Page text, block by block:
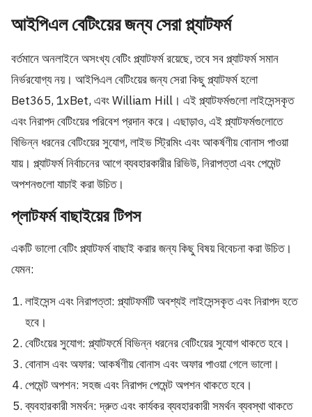
আইপিএল বেটিংয়ের জন্য সেরা প্ল্যাটফর্ম
বর্তমানে অনলাইনে অসংখ্য বেটিং প্ল্যাটফর্ম রয়েছে, তবে সব প্ল্যাটফর্ম সমান
নির্ভরযোগ্য নয়। আইপিএল বেটিংয়ের জন্য সেরা কিছু প্ল্যাটফর্ম হলো
Bet365, 1xBet, এবং William Hill। এই প্ল্যাটফর্মগুলো লাইসেন্সকৃত
এবং নিরাপদ বেটিংয়ের পরিবেশ প্রদান করে। এছাড়াও, এই প্ল্যাটফর্মগুলোতে
বিভিন্ন ধরনের বেটিংয়ের সুযোগ, লাইভ স্ট্রিমিং এবং আকর্ষণীয় বোনাস পাওয়া
যায়। প্ল্যাটফর্ম নির্বাচনের আগে ব্যবহারকারীর রিভিউ, নিরাপত্তা এবং পেমেন্ট
অপশনগুলো যাচাই করা উচিত।
প্লাটফর্ম বাছাইয়ের টিপস
একটি ভালো বেটিং প্ল্যাটফর্ম বাছাই করার জন্য কিছু বিষয় বিবেচনা করা উচিত।
যেমন:
লাইসেন্স এবং নিরাপত্তা: প্ল্যাটফর্মটি অবশ্যই লাইসেন্সকৃত এবং নিরাপদ হতে
হবে।
বেটিংয়ের সুযোগ: প্ল্যাটফর্মে বিভিন্ন ধরনের বেটিংয়ের সুযোগ থাকতে হবে।
বোনাস এবং অফার: আকর্ষণীয় বোনাস এবং অফার পাওয়া গেলে ভালো।
পেমেন্ট অপশন: সহজ এবং নিরাপদ পেমেন্ট অপশন থাকতে হবে।
ব্যবহারকারী সমর্থন: দ্রুত এবং কার্যকর ব্যবহারকারী সমর্থন ব্যবস্থা থাকতে